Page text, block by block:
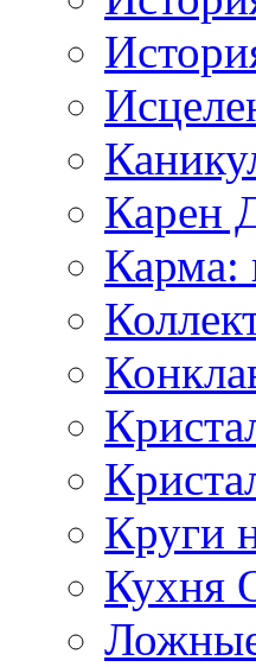
Карен
Карма:
Круги
Кухня